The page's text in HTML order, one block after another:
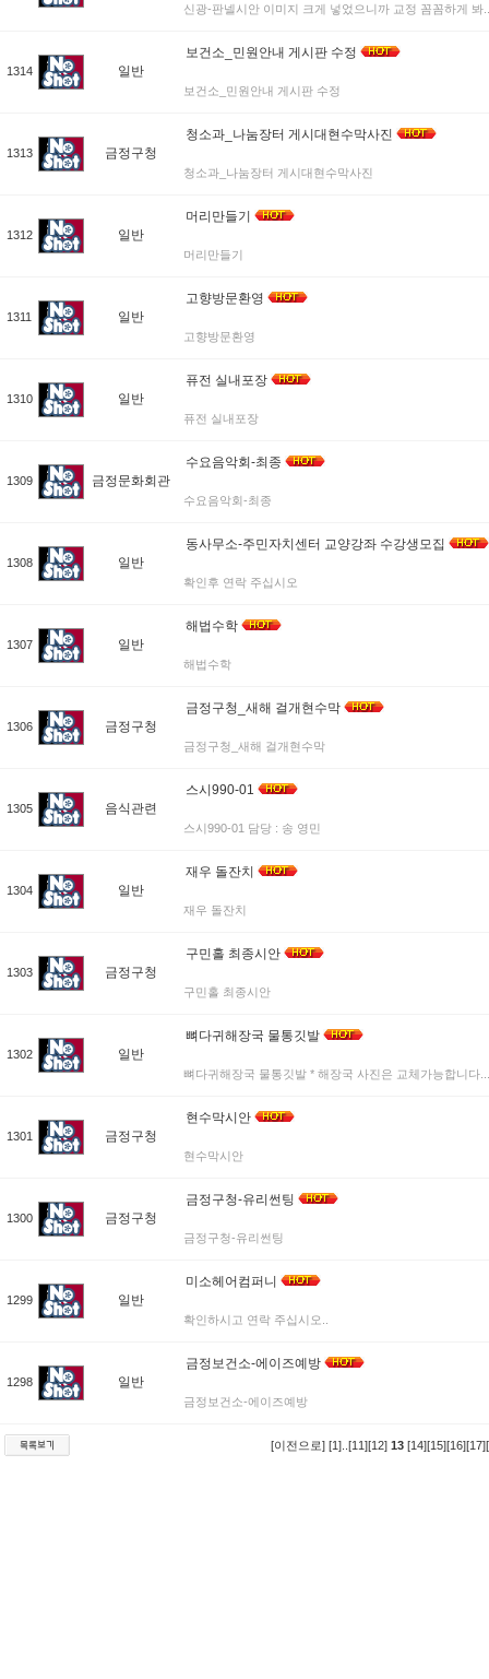
신광-판넬시안 이미지 크게 넣었으니까 교정 꼼꼼하게 봐
1314 일반
보건소_민원안내 게시판 수정
보건소_민원안내 게시판 수정
1313 금정구청
청소과_나눔장터 게시대현수막사진
청소과_나눔장터 게시대현수막사진
1312 일반
머리만들기
머리만들기
1311 일반
고향방문환영
고향방문환영
1310 일반
퓨전 실내포장
퓨전 실내포장
1309 금정문화회관
수요음악회-최종
수요음악회-최종
1308 일반
동사무소-주민자치센터 교양강좌 수강생모집
확인후 연락 주십시오
1307 일반
해법수학
해법수학
1306 금정구청
금정구청_새해 걸개현수막
금정구청_새해 걸개현수막
1305 음식관련
스시990-01
스시990-01 담당 : 송 영민
1304 일반
재우 돌잔치
재우 돌잔치
1303 금정구청
구민홀 최종시안
구민홀 최종시안
1302 일반
뼈다귀해장국 물통깃발
뼈다귀해장국 물통깃발 * 해장국 사진은 교체가능합니다
1301 금정구청
현수막시안
현수막시안
1300 금정구청
금정구청-유리썬팅
금정구청-유리썬팅
1299 일반
미소헤어컴퍼니
확인하시고 연락 주십시오..
1298 일반
금정보건소-에이즈예방
금정보건소-에이즈예방
[이전으로] [1] [11][12] 13 [14][15][16][17]